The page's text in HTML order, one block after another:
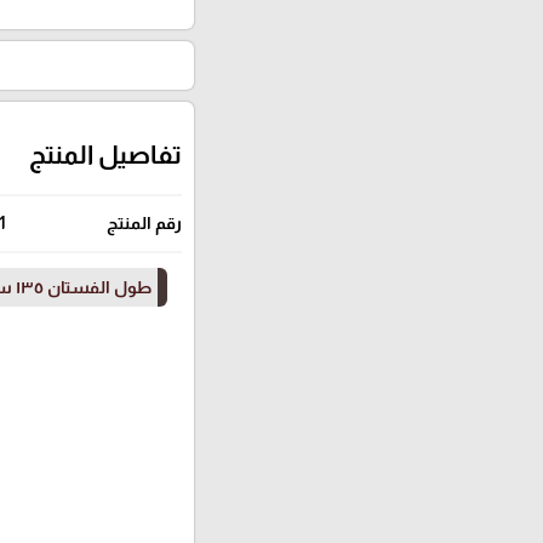
تفاصيل المنتج
رقم المنتج
طول الفستان ١٣٥ سم